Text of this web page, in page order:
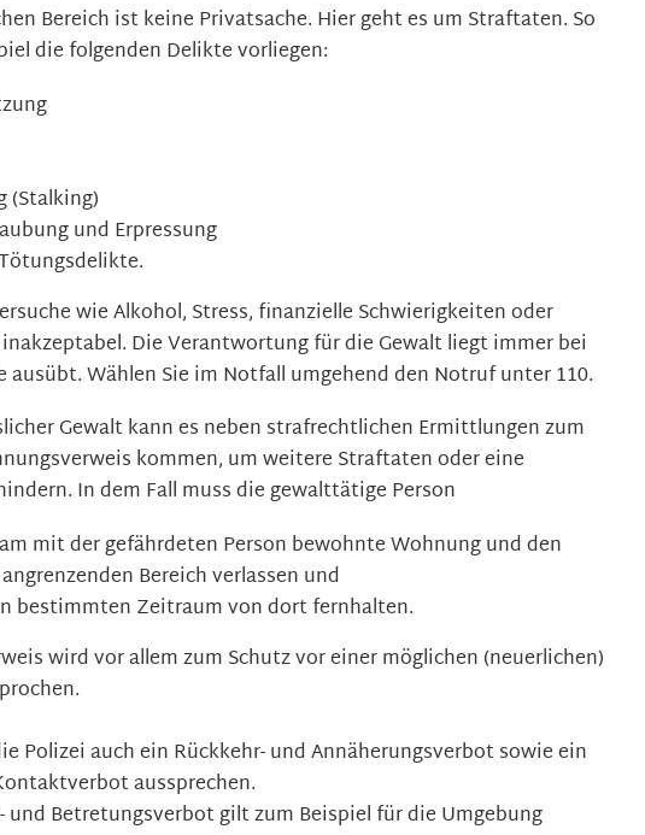
Bereich ist keine Privatsache. Hier geht es um Straftaten. So
die folgenden Delikte vorliegen:
(Stalking)
und Erpressung
wie Alkohol, Stress, finanzielle Schwierigkeiten oder
Die Verantwortung für die Gewalt liegt immer bei
ausübt. Wählen Sie im Notfall umgehend den Notruf unter 110.
Gewalt kann es neben strafrechtlichen Ermittlungen zum
kommen, um weitere Straftaten oder eine
In dem Fall muss die gewalttätige Person
mit der gefährdeten Person bewohnte Wohnung und den
Bereich verlassen und
bestimmten Zeitraum von dort fernhalten.
wird vor allem zum Schutz vor einer möglichen (neuerlichen)
Polizei auch ein Rückkehr- und Annäherungsverbot sowie ein
aussprechen.
und Betretungsverbot gilt zum Beispiel für die Umgebung